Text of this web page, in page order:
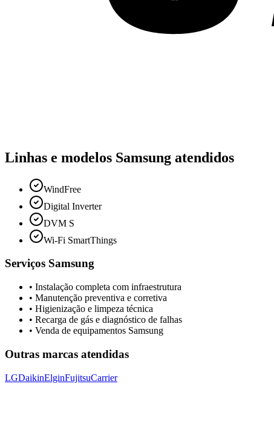
Linhas e modelos Samsung atendidos
WindFree
Digital Inverter
DVM S
Wi-Fi SmartThings
Serviços Samsung
• Instalação completa com infraestrutura
• Manutenção preventiva e corretiva
• Higienização e limpeza técnica
• Recarga de gás e diagnóstico de falhas
• Venda de equipamentos Samsung
Outras marcas atendidas
LGDaikinElginFujitsuCarrier